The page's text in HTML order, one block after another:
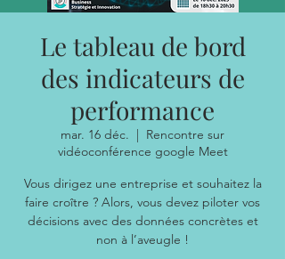
Le tableau de bord
des indicateurs de
performance
mar. 16 déc.
  |
Rencontre sur
vidéoconférence google Meet
Vous dirigez une entreprise et souhaitez la
faire croître ? Alors, vous devez piloter vos
décisions avec des données concrètes et
non à l’aveugle !